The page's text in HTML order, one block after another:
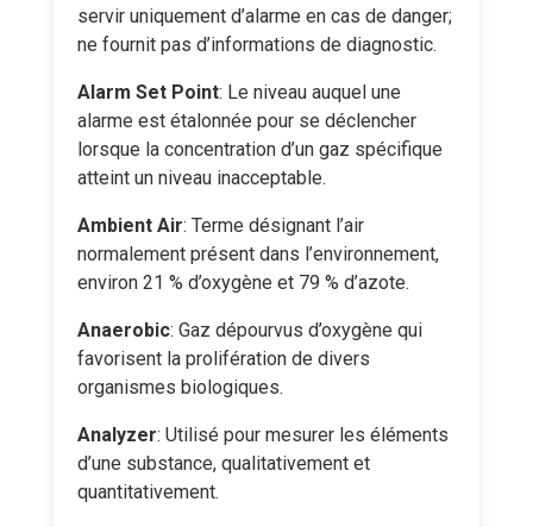
servir uniquement d’alarme en cas de danger;
ne fournit pas d’informations de diagnostic.
Alarm Set Point: Le niveau auquel une
alarme est étalonnée pour se déclencher
lorsque la concentration d’un gaz spécifique
atteint un niveau inacceptable.
Ambient Air: Terme désignant l’air
normalement présent dans l’environnement,
environ 21 % d’oxygène et 79 % d’azote.
Anaerobic: Gaz dépourvus d’oxygène qui
favorisent la prolifération de divers
organismes biologiques.
Analyzer: Utilisé pour mesurer les éléments
d’une substance, qualitativement et
quantitativement.